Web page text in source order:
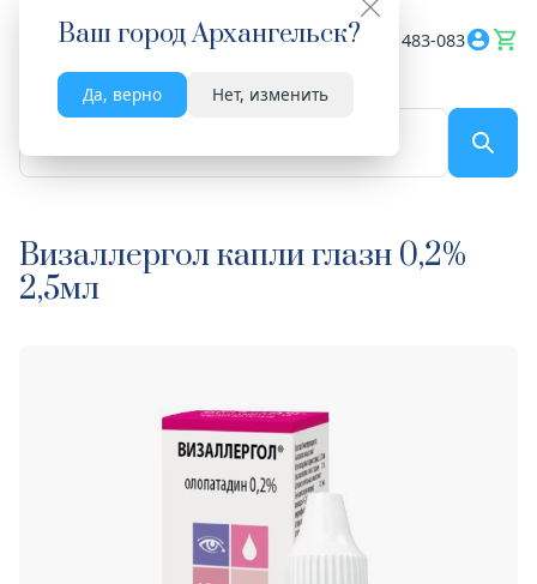
Ваш городАрхангельск?
Да, верно Нет, изменить
Весь сайт 8182 483-083
Визаллергол капли глазн 0,2%
2,5мл